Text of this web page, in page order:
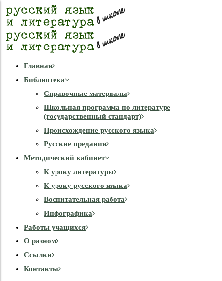
Главная
Библиотека
Справочные материалы
Школьная программа по литературе
(государственный стандарт)
Происхождение русского языка
Русские предания
Методический кабинет
К уроку литературы
К уроку русского языка
Воспитательная работа
Инфографика
Работы учащихся
О разном
Cсылки
Контакты